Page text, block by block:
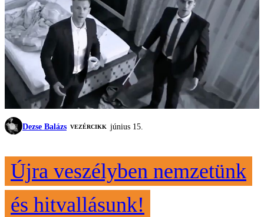
Dezse Balázs VEZÉRCIKK június 15.
Újra veszélyben nemzetünk
és hitvallásunk!